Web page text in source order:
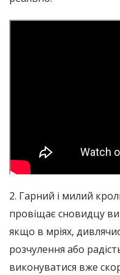
2. Гарний і милий
провіщає сновидцу
якщо в мріях,
розчулення або
виконуватися вже